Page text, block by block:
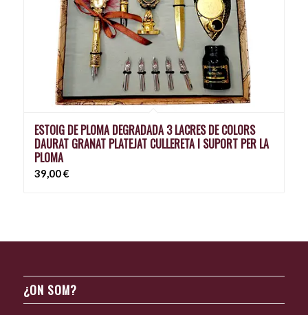
ESTOIG DE PLOMA DEGRADADA 3 LACRES DE COLORS
DAURAT GRANAT PLATEJAT CULLERETA I SUPORT PER LA
PLOMA
39,00€
¿ON SOM?